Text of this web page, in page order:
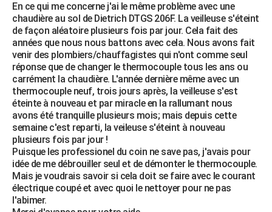
Forum
Aménagement intérieur
Extérieur
Cuisine
Salle de bains
Jardinage
Rangement
WEEK-END
Guides de France
Escapades
Patrimoine
Expositions
Musées
Week-end nature
+LIFESTYLE
Art de vivre
Bien-être
Loisirs
Mode
Modes de vie
SANTE
Alimentation
Guide de la santé
Maladies
Médicaments
Sommeil
VOYAGE
Destinations
City break
Voyage nature
Voyage de noces
Forum
Climat
+PHOTO
GUIDES D'ACHAT
BONS PLANS
CARTE DE VOEUX
Carte de Noël
Carte Bonne année
Carte Saint-Valentin
Carte Pâques
Carte d'anniversaire
DICTIONNAIRE
En ce qui me concerne j'ai le même problème avec une
chaudière au sol de Dietrich DTGS 206F. La veilleuse s'éteint
de façon aléatoire plusieurs fois par jour. Cela fait des
années que nous nous battons avec cela. Nous avons fait
venir des plombiers/chauffagistes qui n'ont comme seul
réponse que de changer le thermocouple tous les ans ou
carrément la chaudière. L'année dernière même avec un
thermocouple neuf, trois jours après, la veilleuse s'est
éteinte à nouveau et par miracle en la rallumant nous
avons été tranquille plusieurs mois; mais depuis cette
semaine c'est reparti, la veileuse s'éteint à nouveau
plusieurs fois par jour !
Puisque les professionel du coin ne save pas, j'avais pour
idée de me débrouiller seul et de démonter le thermocouple.
Mais je voudrais savoir si cela doit se faire avec le courant
électrique coupé et avec quoi le nettoyer pour ne pas
l'abimer.